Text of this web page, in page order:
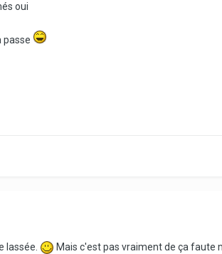
oui
passe
lassée. Mais c'est pas vraiment de ça faute